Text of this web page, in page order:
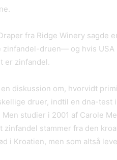
fra Ridge Winery sagde
druen— og hvis
er zinfandel.
diskussion om, hvorvidt
druer, indtil en dna-test
studier i 2001 af Carole
zinfandel stammer fra den
i Kroatien, men som altså